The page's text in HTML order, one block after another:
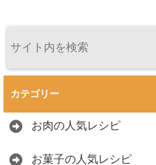
カテゴリー
お肉の人気レシピ
お菓子の人気レシピ